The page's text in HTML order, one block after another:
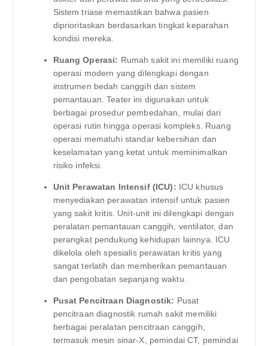
Sistem triase memastikan bahwa pasien
diprioritaskan berdasarkan tingkat keparahan
kondisi mereka.
Ruang Operasi: Rumah sakit ini memiliki ruang
operasi modern yang dilengkapi dengan
instrumen bedah canggih dan sistem
pemantauan. Teater ini digunakan untuk
berbagai prosedur pembedahan, mulai dari
operasi rutin hingga operasi kompleks. Ruang
operasi mematuhi standar kebersihan dan
keselamatan yang ketat untuk meminimalkan
risiko infeksi.
Unit Perawatan Intensif (ICU): ICU khusus
menyediakan perawatan intensif untuk pasien
yang sakit kritis. Unit-unit ini dilengkapi dengan
peralatan pemantauan canggih, ventilator, dan
perangkat pendukung kehidupan lainnya. ICU
dikelola oleh spesialis perawatan kritis yang
sangat terlatih dan memberikan pemantauan
dan pengobatan sepanjang waktu.
Pusat Pencitraan Diagnostik: Pusat
pencitraan diagnostik rumah sakit memiliki
berbagai peralatan pencitraan canggih,
termasuk mesin sinar-X, pemindai CT, pemindai